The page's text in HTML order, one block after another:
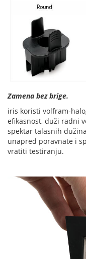
Zamena bez brige.
iris koristi volfram-
efikasnost, duži radni
spektar talasnih
unapred poravnate i
vratiti testiranju.